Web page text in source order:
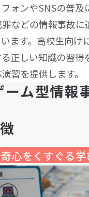
ォンやSNSの普及
などの情報事故に
ます。高校生向け
正しい知識の習得
習を提供します。
ーム型情報
徴
心をくすぐる学